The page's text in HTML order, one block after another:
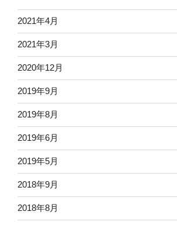
2021年4月
2021年3月
2020年12月
2019年9月
2019年8月
2019年6月
2019年5月
2018年9月
2018年8月